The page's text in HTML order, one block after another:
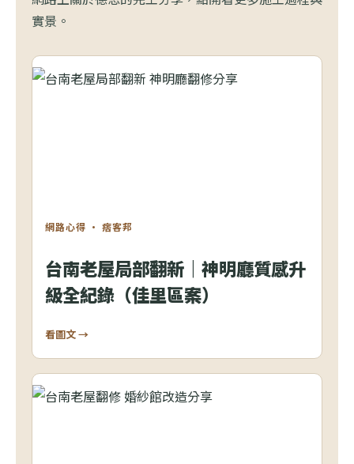
實景。
網路心得 · 痞客邦
台南老屋局部翻新｜神明廳質感升
級全紀錄（佳里區案）
看圖文 →